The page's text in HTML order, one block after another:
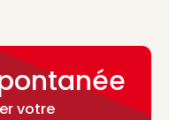
votre